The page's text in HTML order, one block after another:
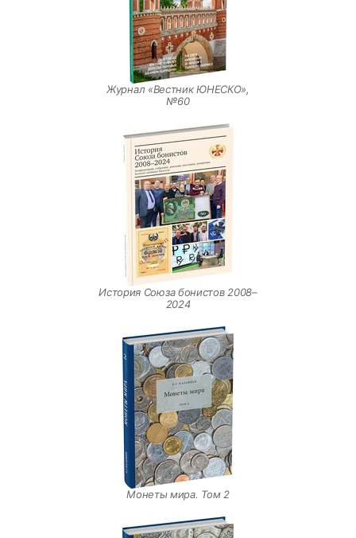
Журнал «Вестник ЮНЕСКО»,
№60
История Союза бонистов 2008–
2024
Монеты мира. Том 2